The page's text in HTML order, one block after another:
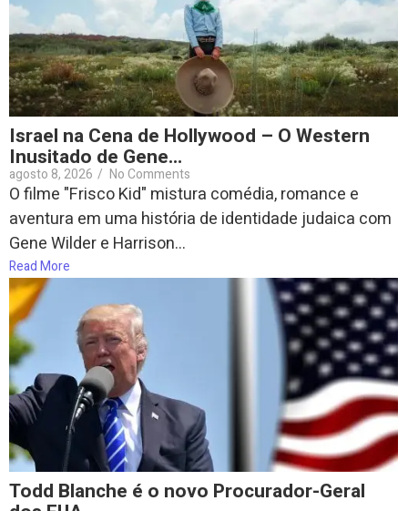
Israel na Cena de Hollywood – O Western
Inusitado de Gene…
agosto 8, 2026 / No Comments
O filme "Frisco Kid" mistura comédia, romance e
aventura em uma história de identidade judaica com
Gene Wilder e Harrison...
Read More
Todd Blanche é o novo Procurador-Geral